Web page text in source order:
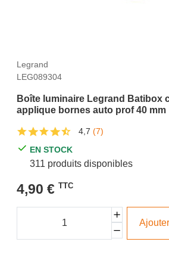
Legrand
LEG089304
Boîte luminaire Legrand Batibox
applique bornes auto prof 40 mm
4,7 (7)
EN STOCK
311 produits disponibles
4,90 € TTC